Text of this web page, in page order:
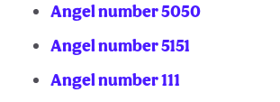
Angel number 5050
Angel number 5151
Angel number 111